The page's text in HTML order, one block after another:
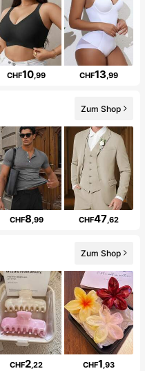
CHF10,99 CHF13,99
Zum Shop
CHF8,99 CHF47,62
Zum Shop
CHF2 ,22 CHF1 ,93